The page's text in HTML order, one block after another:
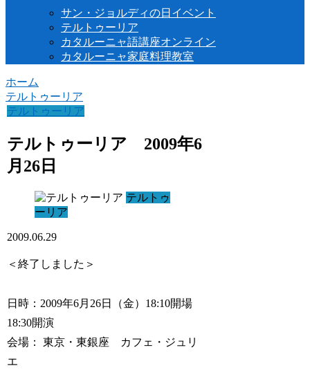
サン・ジョルディの日イベント
テルトゥーリア
カタルーニャ語講座オンライン
カタルーニャ家庭料理教室
ホーム
テルトゥーリア
テルトゥーリア
テルトゥーリア 2009年6
月26日
テルトゥ
ーリア
2009.06.29
＜終了しました＞
日時：2009年6月26日（金）18:10開場
18:30開演
会場： 東京・東銀座 カフェ・ジュリ
エ